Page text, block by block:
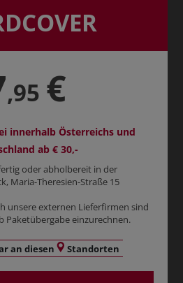
,95 €
innerhalb Österreichs und
ab € 30,-
oder abholbereit in der
Maria-Theresien-Straße 15
unsere externen Lieferfirmen sind
Paketübergabe einzurechnen.
an diesen Standorten